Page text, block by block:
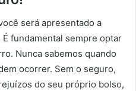
será apresentado a
fundamental sempre optar
Nunca sabemos quando
ocorrer. Sem o seguro,
do seu próprio bolso,